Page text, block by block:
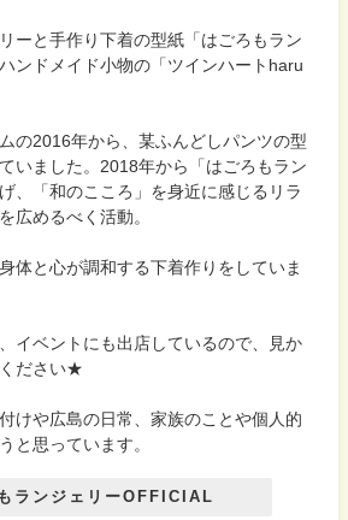
ーと手作り下着の型紙「はごろもラン
ンドメイド小物の「ツインハートharu
の2016年から、某ふんどしパンツの型
いました。2018年から「はごろもラン
、「和のこころ」を身近に感じるリラ
広めるべく活動。
体と心が調和する下着作りをしていま
イベントにも出店しているので、見か
ださい★
けや広島の日常、家族のことや個人的
と思っています。
ランジェリーOFFICIAL